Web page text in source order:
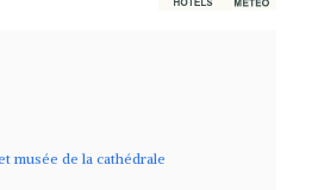
musée de la cathédrale